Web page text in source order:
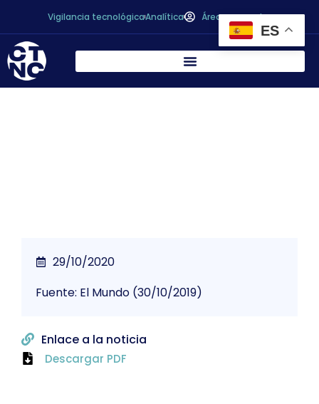
Vigilancia tecnológicaAnalítica Área personal
29/10/2020
Fuente: El Mundo (30/10/2019)
Enlace a la noticia
Descargar PDF
ES